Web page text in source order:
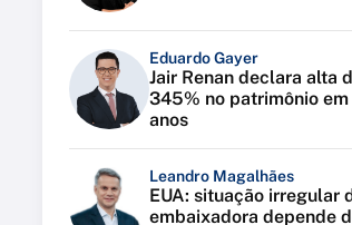
Eduardo Gayer
Jair Renan declara alta
345% no patrimônio
anos
Leandro Magalhães
EUA: situação irregular
embaixadora depende